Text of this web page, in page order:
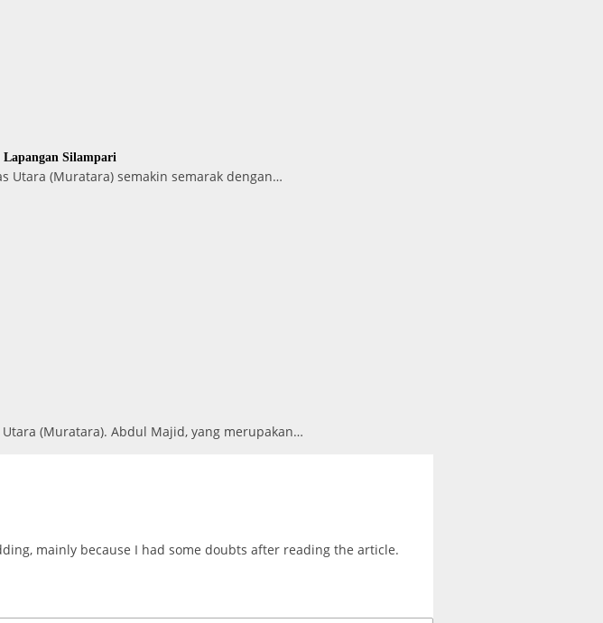
Silampari
Utara (Muratara) semakin semarak dengan…
(Muratara). Abdul Majid, yang merupakan…
mainly because I had some doubts after reading the article.